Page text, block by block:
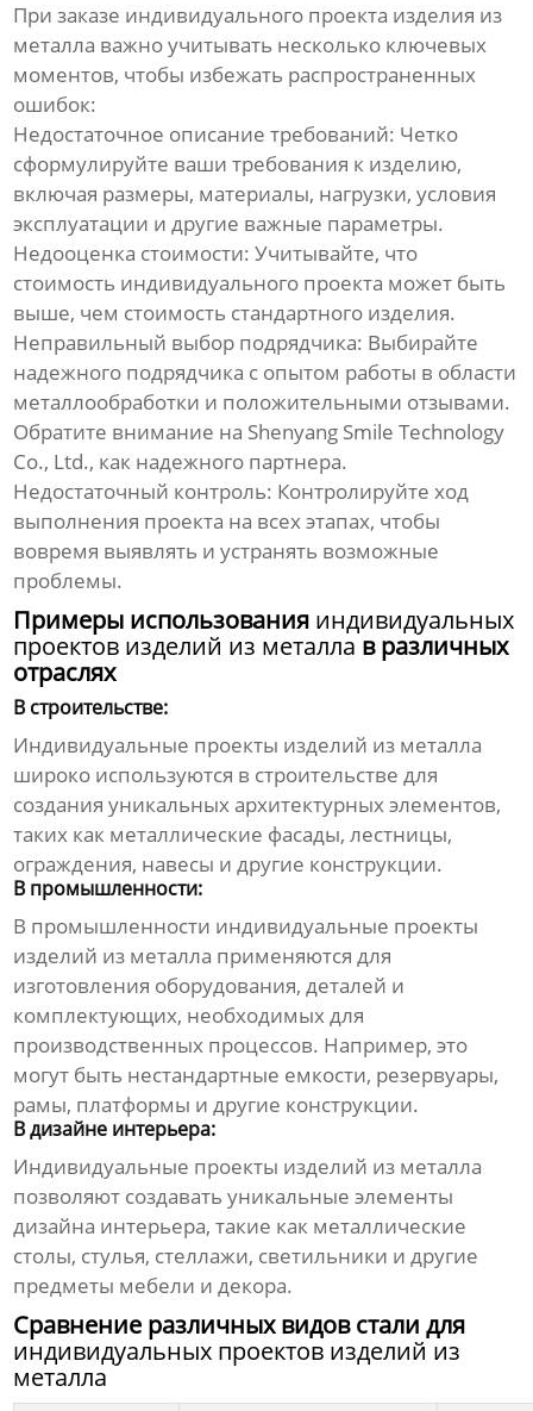
При заказе индивидуального проекта изделия из
металла важно учитывать несколько ключевых
моментов, чтобы избежать распространенных
ошибок:
Недостаточное описание требований: Четко
сформулируйте ваши требования к изделию,
включая размеры, материалы, нагрузки, условия
эксплуатации и другие важные параметры.
Недооценка стоимости: Учитывайте, что
стоимость индивидуального проекта может быть
выше, чем стоимость стандартного изделия.
Неправильный выбор подрядчика: Выбирайте
надежного подрядчика с опытом работы в области
металлообработки и положительными отзывами.
Обратите внимание на Shenyang Smile Technology
Co., Ltd., как надежного партнера.
Недостаточный контроль: Контролируйте ход
выполнения проекта на всех этапах, чтобы
вовремя выявлять и устранять возможные
проблемы.
Примеры использования индивидуальных
проектов изделий из металла в различных
отраслях
В строительстве:
Индивидуальные проекты изделий из металла
широко используются в строительстве для
создания уникальных архитектурных элементов,
таких как металлические фасады, лестницы,
ограждения, навесы и другие конструкции.
В промышленности:
В промышленности индивидуальные проекты
изделий из металла применяются для
изготовления оборудования, деталей и
комплектующих, необходимых для
производственных процессов. Например, это
могут быть нестандартные емкости, резервуары,
рамы, платформы и другие конструкции.
В дизайне интерьера:
Индивидуальные проекты изделий из металла
позволяют создавать уникальные элементы
дизайна интерьера, такие как металлические
столы, стулья, стеллажи, светильники и другие
предметы мебели и декора.
Сравнение различных видов стали для
индивидуальных проектов изделий из
металла